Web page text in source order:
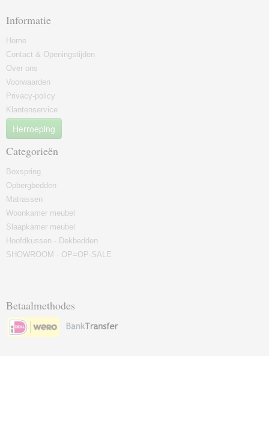
Informatie
Home
Contact & Openingstijden
Over ons
Voorwaarden
Privacy-policy
Klantenservice
Herroeping
Categorieën
Boxspring
Opbergbedden
Matrassen
Woonkamer meubel
Slaapkamer meubel
Hoofdkussen - Dekbedden
SHOWROOM - OP=OP-SALE
Betaalmethodes